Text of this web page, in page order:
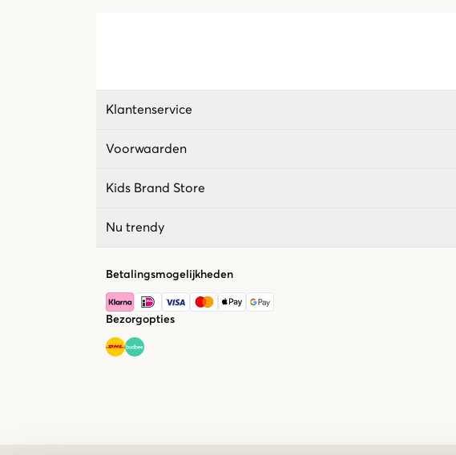
Klantenservice
Voorwaarden
Kids Brand Store
Nu trendy
Betalingsmogelijkheden
Bezorgopties